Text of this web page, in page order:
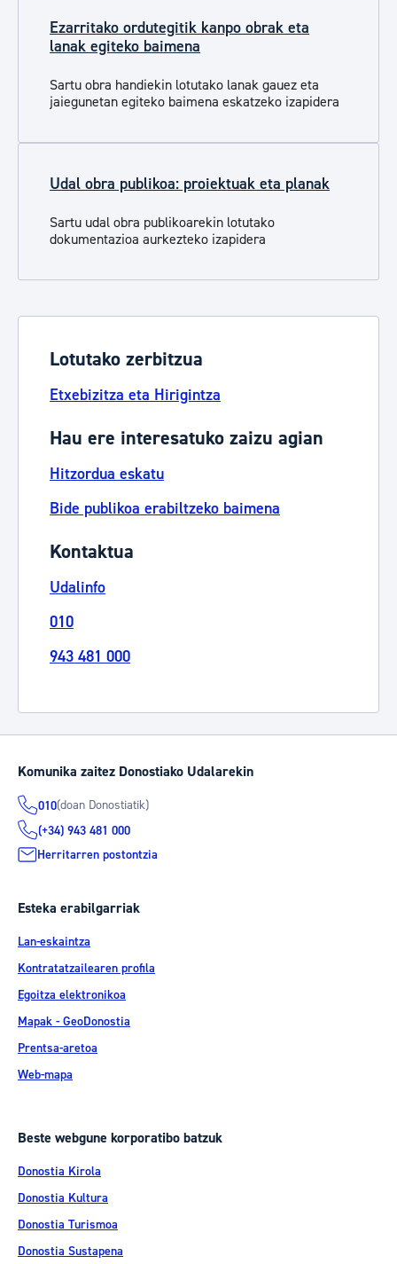
Ezarritako ordutegitik kanpo obrak eta
lanak egiteko baimena
Sartu obra handiekin lotutako lanak gauez eta
jaiegunetan egiteko baimena eskatzeko izapidera
Udal obra publikoa: proiektuak eta planak
Sartu udal obra publikoarekin lotutako
dokumentazioa aurkezteko izapidera
Lotutako zerbitzua
Etxebizitza eta Hirigintza
Hau ere interesatuko zaizu agian
Hitzordua eskatu
Bide publikoa erabiltzeko baimena
Kontaktua
Udalinfo
010
943 481 000
Komunika zaitez Donostiako Udalarekin
010(doan Donostiatik)
(+34) 943 481 000
Herritarren postontzia
Esteka erabilgarriak
Lan-eskaintza
Kontratatzailearen profila
Egoitza elektronikoa
Mapak - GeoDonostia
Prentsa-aretoa
Web-mapa
Beste webgune korporatibo batzuk
Donostia Kirola
Donostia Kultura
Donostia Turismoa
Donostia Sustapena